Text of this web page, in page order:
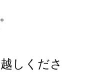
しくださ